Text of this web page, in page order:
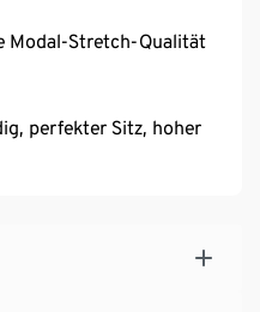
Modal-Stretch-Qualität
perfekter Sitz, hoher